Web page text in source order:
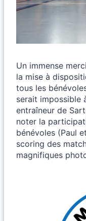
Un immense
la mise à
tous les
serait impossible
entraîneur de
noter la
bénévoles (Paul
scoring des
magnifiques